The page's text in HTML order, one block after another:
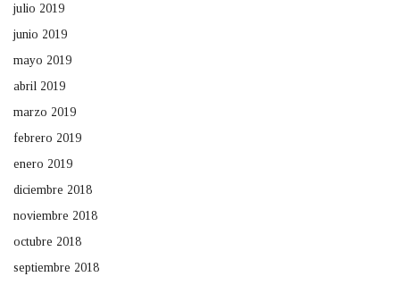
julio 2019
junio 2019
mayo 2019
abril 2019
marzo 2019
febrero 2019
enero 2019
diciembre 2018
noviembre 2018
octubre 2018
septiembre 2018